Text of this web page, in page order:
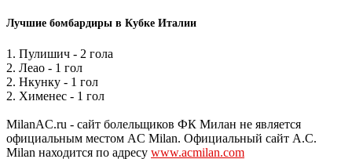
Лучшие бомбардиры в Кубке Италии
1. Пулишич - 2 гола
2. Леао - 1 гол
2. Нкунку - 1 гол
2. Хименес - 1 гол
MilanAC.ru - сайт болельщиков ФК Милан не является
официальным местом AC Milan. Официальный сайт A.C.
Milan находится по адресу www.acmilan.com